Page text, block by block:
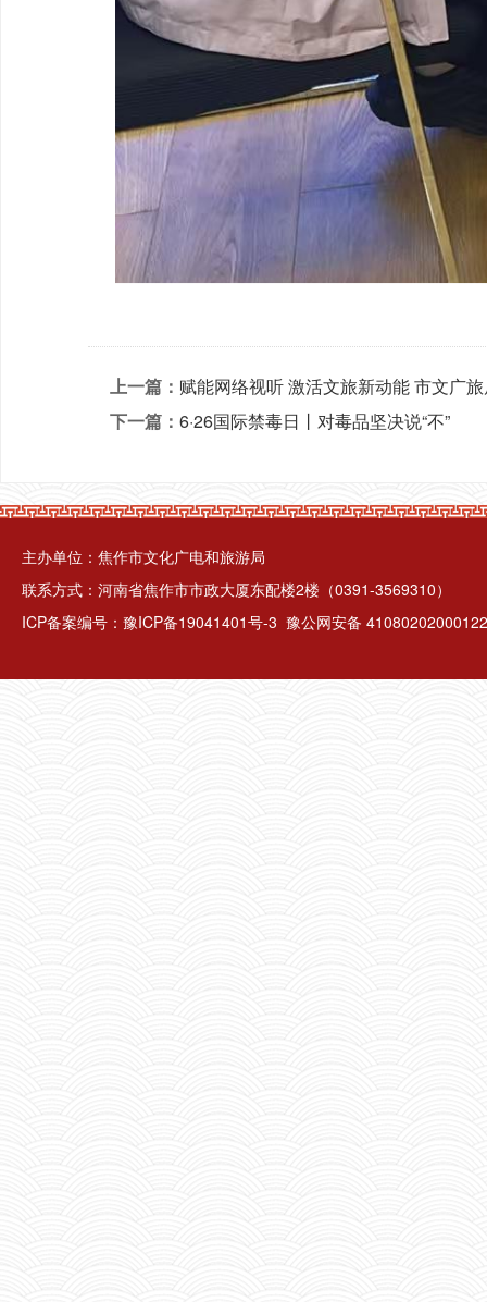
上一篇： 赋能网络视听 激活文旅新动能 市文广
下一篇： 6·26国际禁毒日丨对毒品坚决说“不”
主办单位：焦作市文化广电和旅游局
联系方式：河南省焦作市市政大厦东配楼2楼（0391-3569310）
ICP备案编号： 豫ICP备19041401号-3 豫公网安备